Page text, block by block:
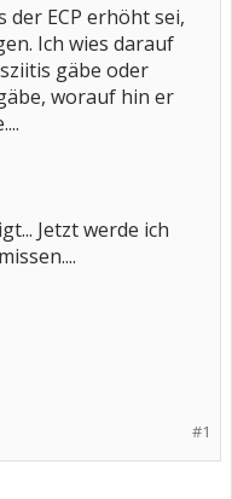
der ECP erhöht sei,
Ich wies darauf
gäbe oder
worauf hin er
Jetzt werde ich
#1